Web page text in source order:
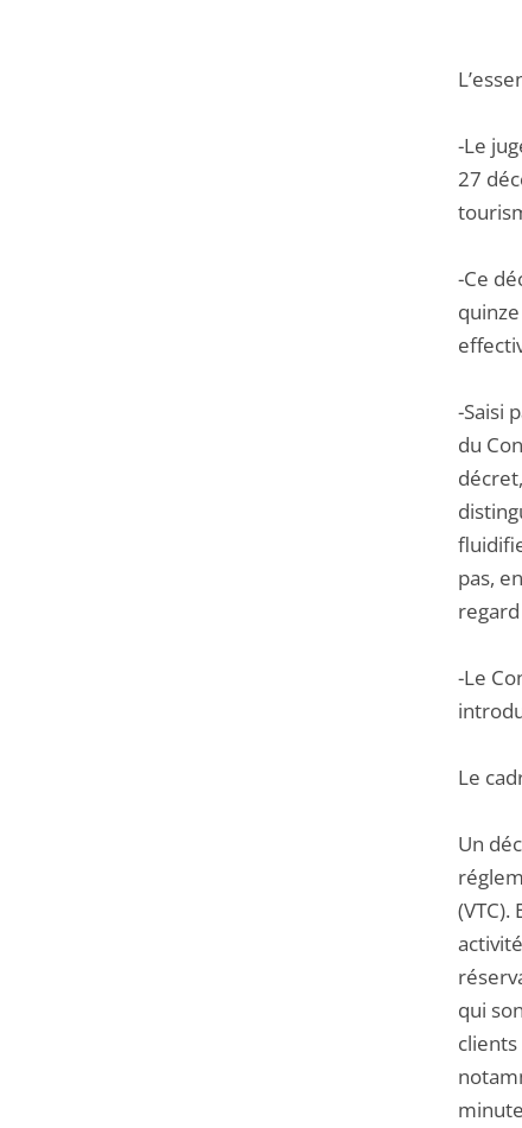
-Le
27
-Ce
-Saisi
du
pas,
-Le
Le
Un
qui